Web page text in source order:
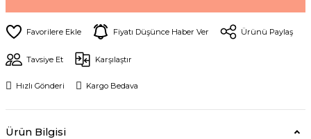
Fiyatı Düşünce Haber Ver Ürünü Paylaş
Tavsiye Et Karşılaştır
Hızlı Gönderi Kargo Bedava
Ürün Bilgisi